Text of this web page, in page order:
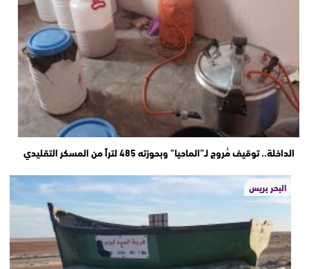
الداخلة.. توقيف مُروج لـ”الماحيا” وبحوزته 485 لتراً من المسكر التقليدي
البحر بريس